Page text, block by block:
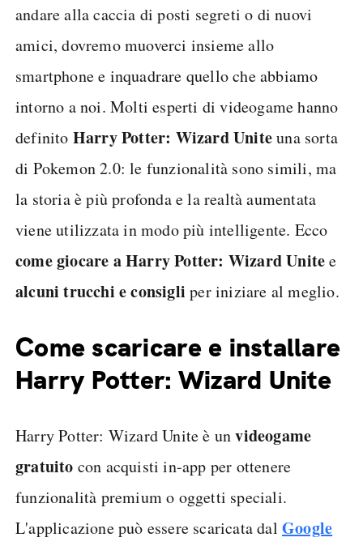
andare alla caccia di posti segreti o di nuovi
amici, dovremo muoverci insieme allo
smartphone e inquadrare quello che abbiamo
intorno a noi. Molti esperti di videogame hanno
definito Harry Potter: Wizard Uniteuna sorta
di Pokemon 2.0: le funzionalità sono simili, ma
la storia è più profonda e la realtà aumentata
viene utilizzata in modo più intelligente. Ecco
come giocare a Harry Potter: Wizard Unitee
alcuni trucchi e consigli per iniziare al meglio.
Come scaricare e installare
Harry Potter: Wizard Unite
Harry Potter: Wizard Unite è unvideogame
gratuito con acquisti in-app per ottenere
funzionalità premium o oggetti speciali.
L'applicazione può essere scaricata dalGoogle